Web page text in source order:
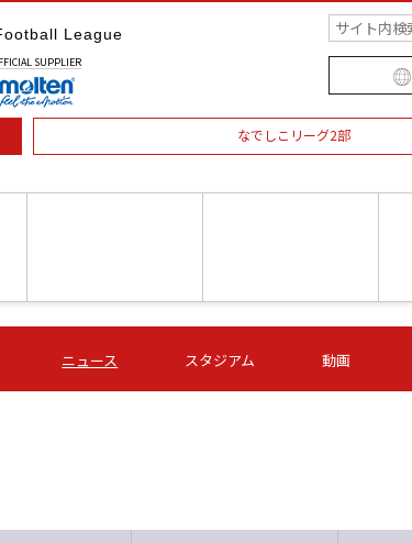
League
SUPPLIER
なでしこリーグ2部
いちご
-
第16節 09/06 (日) 15:00
-
ニュース スタジアム 動画